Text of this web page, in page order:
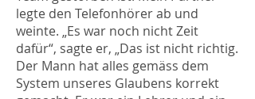
legte den Telefonhörer ab und
weinte. „Es war noch nicht Zeit
dafür“, sagte er, „Das ist nicht richtig.
Der Mann hat alles gemäss dem
System unseres Glaubens korrekt